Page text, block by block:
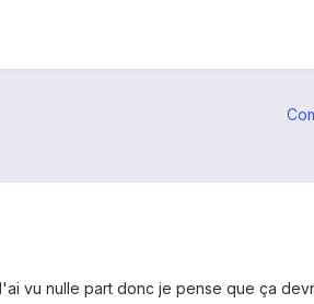
vu nulle part donc je pense que ça